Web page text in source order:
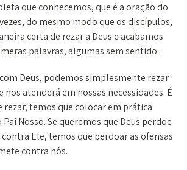
que conhecemos, que é a oração do
do mesmo modo que os discípulos,
certa de rezar a Deus e acabamos
palavras, algumas sem sentido.
Deus, podemos simplesmente rezar
nos atenderá em nossas necessidades. É
rezar, temos que colocar em prática
Nosso. Se queremos que Deus perdoe
contra Ele, temos que perdoar as ofensas
contra nós.